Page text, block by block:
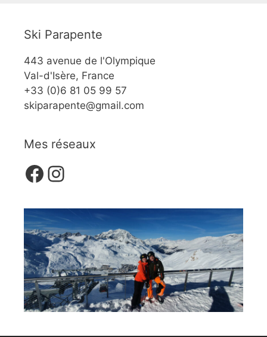
Ski Parapente
443 avenue de l'Olympique
Val-d'Isère, France
+33 (0)6 81 05 99 57
skiparapente@gmail.com
Mes réseaux
Facebook
Instagram